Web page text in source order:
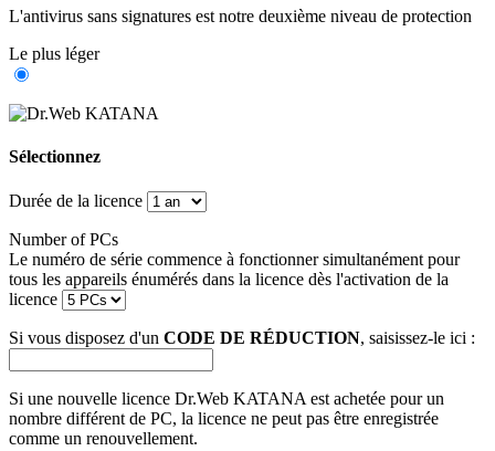
L'antivirus sans signatures est notre deuxième niveau de protection
Le plus léger
Sélectionnez
Durée de la licence
Number of PCs
Le numéro de série commence à fonctionner simultanément pour
tous les appareils énumérés dans la licence dès l'activation de la
licence
Si vous disposez d'un CODE DE RÉDUCTION, saisissez-le ici :
Si une nouvelle licence Dr.Web KATANA est achetée pour un
nombre différent de PC, la licence ne peut pas être enregistrée
comme un renouvellement.